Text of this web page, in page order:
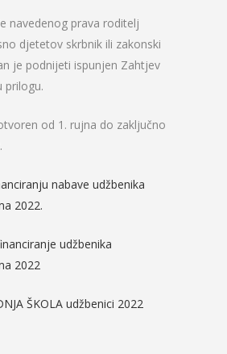
navedenog prava roditelj
djetetov skrbnik ili zakonski
je podnijeti ispunjen Zahtjev
prilogu.
od 1. rujna do zaključno
nabave udžbenika
2022.
udžbenika
2022
ŠKOLA udžbenici 2022